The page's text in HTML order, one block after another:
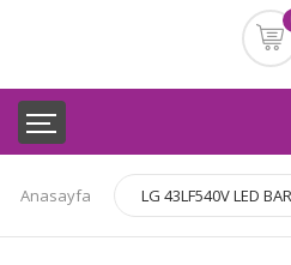
Anasayfa LG 43LF540V LED